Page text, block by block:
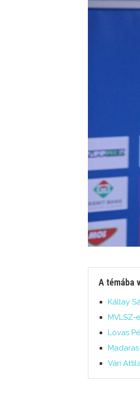
A témába
Kállay
MVLSZ-
Lovas
Vári